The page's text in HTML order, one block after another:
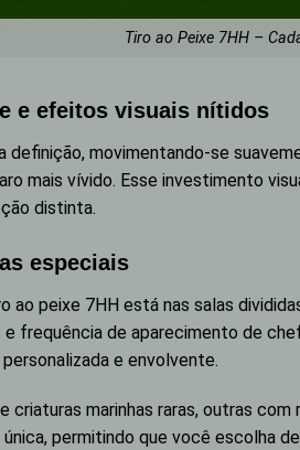
Tiro ao Peixe 7HH –
e efeitos visuais nítidos
definição, movimentando-se
mais vívido. Esse investimento
distinta.
especiais
ao peixe 7HH está nas salas
frequência de aparecimento de
e envolvente.
criaturas marinhas raras, outras
única, permitindo que você escolha